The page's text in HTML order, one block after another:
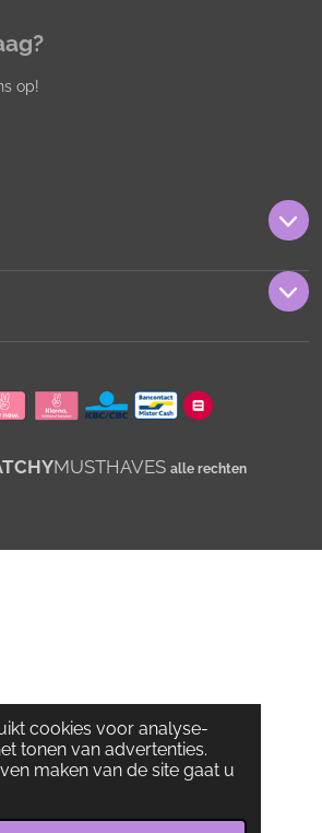
cookies voor analyse-
tonen van advertenties.
maken van de site gaat u
op!
MUSTHAVES alle rechten